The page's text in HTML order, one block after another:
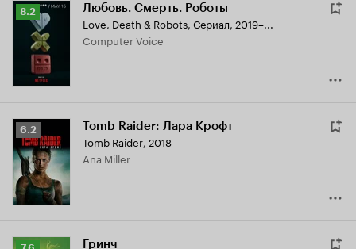
Рейтинг
Кинопоиска
8.2
8.2 Любовь. Смерть. Роботы
Love, Death & Robots, Сериал, 2019–...
Computer Voice
Рейтинг
Кинопоиска
6.2
6.2 Tomb Raider: Лара Крофт
Tomb Raider, 2018
Ana Miller
Гринч